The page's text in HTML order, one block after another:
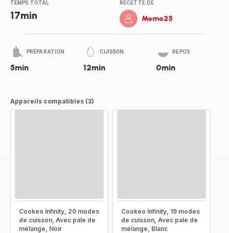
TEMPS TOTAL
17min
RECETTE DE
Momo25
PRÉPARATION
5min
CUISSON
12min
REPOS
0min
Appareils compatibles (3)
Cookeo Infinity, 20 modes
de cuisson, Avec pale de
mélange, Noir
Cookeo Infinity, 19 modes
de cuisson, Avec pale de
mélange, Blanc